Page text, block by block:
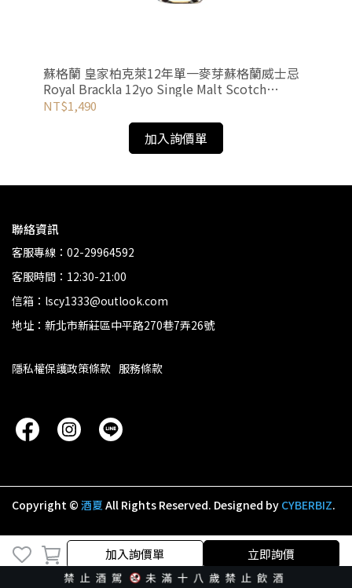
加入詢價單 立即詢價
蘇格蘭 皇家柏克萊12年單一麥芽蘇格蘭威士忌
Royal Brackla 12yo Single Malt Scotch
Whisky
NT$1,490
加入詢價單
聯絡資訊
客服專線：02-29964592
客服時間：12:30-21:00
信箱：lscy1333@outlook.com
地址：新北市新莊區中平路270巷7弄26號
隱私權保護政策條款 服務條款
Copyright © 酒夏All Rights Reserved. Designed by CYBERBIZ.